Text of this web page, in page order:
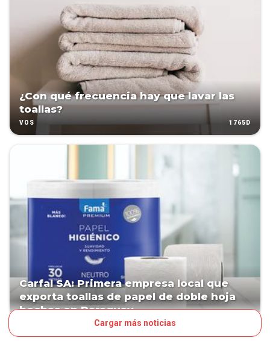
¿Con qué frecuencia hay que lavar las
toallas?
VOS 1765D
Carfal SA: Primera empresa local que
exporta toallas de papel de doble hoja
hechas en Paraguay
Cargar más noticias